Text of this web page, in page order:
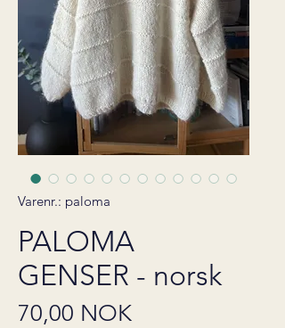
Varenr.: paloma
PALOMA
GENSER - norsk
70,00 NOKPris